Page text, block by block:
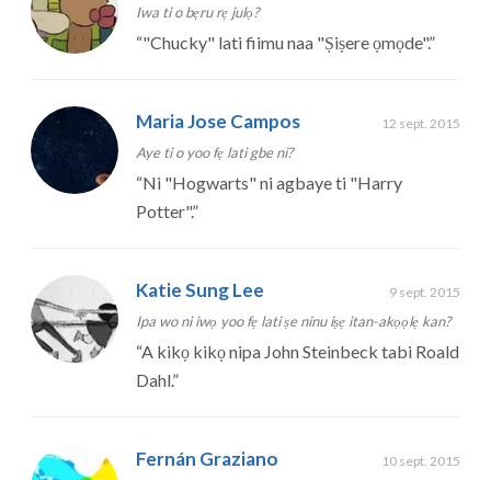
Iwa ti o bẹru rẹ julọ?
“"Chucky" lati fiimu naa "Ṣiṣere ọmọde".”
Maria Jose Campos 12 sept. 2015
Aye ti o yoo fẹ lati gbe ni?
“Ni "Hogwarts" ni agbaye ti "Harry
Potter".”
Katie Sung Lee 9 sept. 2015
Ipa wo ni iwọ yoo fẹ lati ṣe ninu iṣẹ itan-akọọlẹ kan?
“A kikọ kikọ nipa John Steinbeck tabi Roald
Dahl.”
Fernán Graziano 10 sept. 2015